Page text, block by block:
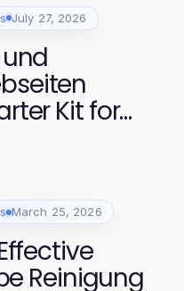
July 27, 2026
Kit for
March 25, 2026
Reinigung